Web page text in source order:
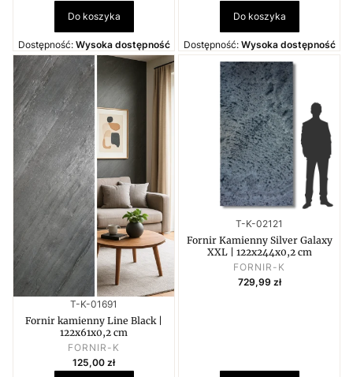
Do koszyka
Dostępność: Wysoka dostępność
Do koszyka
Dostępność: Wysoka dostępność
Kod produktu
T-K-01691
Fornir kamienny Line Black |
122x61x0,2 cm
PRODUCENT
FORNIR-K
Cena
125,00 zł
Kod produktu
T-K-02121
Fornir Kamienny Silver Galaxy
XXL | 122x244x0,2 cm
PRODUCENT
FORNIR-K
Cena
729,99 zł